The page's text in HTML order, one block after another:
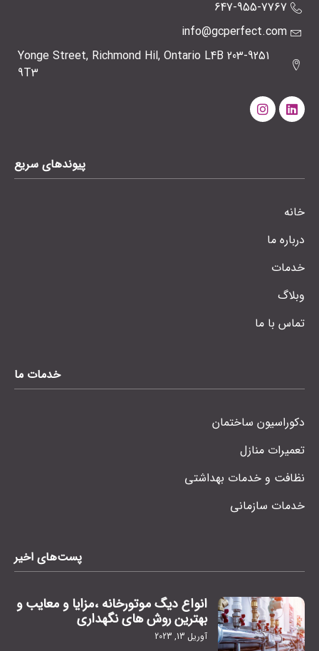
647-955-7767
info@gcperfect.com
203-9251 Yonge Street, Richmond Hil, Ontario L4B
9T3
پیوندهای سریع
خانه
درباره ما
خدمات
وبلاگ
تماس با ما
خدمات ما
دکوراسیون ساختمان
تعمیرات منازل
نظافت و خدمات بهداشتی
خدمات سازمانی
پست‌های اخیر
انواع دیگ موتورخانه ،مزایا و معایب و
بهترین روش های نگهداری
آوریل 13, 2023